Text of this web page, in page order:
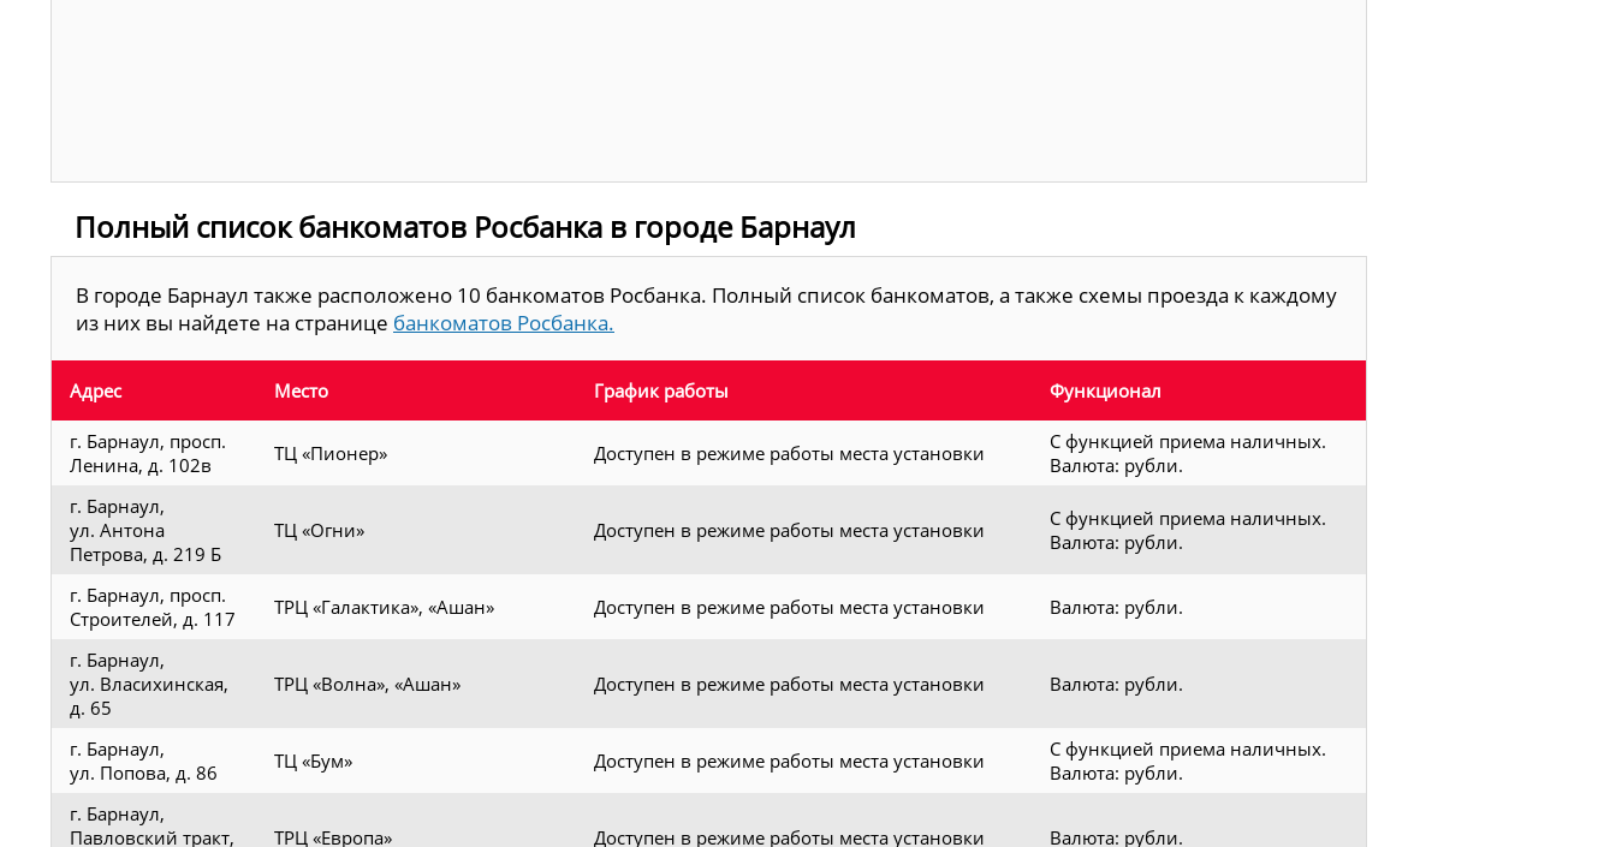
Полный список банкоматов Росбанка в городе Барнаул
В городе Барнаул также расположено 10 банкоматов Росбанка. Полный список банкоматов, а также схемы проезда к каждому
из них вы найдете на странице банкоматов Росбанка.
Адрес Место График работы Функционал
г. Барнаул, просп.
Ленина, д. 102в
ТЦ «Пионер» Доступен в режиме работы места установки
С функцией приема наличных.
Валюта: рубли.
г. Барнаул,
ул. Антона
Петрова, д. 219 Б
ТЦ «Огни» Доступен в режиме работы места установки
С функцией приема наличных.
Валюта: рубли.
г. Барнаул, просп.
Строителей, д. 117
ТРЦ «Галактика», «Ашан» Доступен в режиме работы места установки Валюта: рубли.
г. Барнаул,
ул. Власихинская,
д. 65
ТРЦ «Волна», «Ашан» Доступен в режиме работы места установки Валюта: рубли.
г. Барнаул,
ул. Попова, д. 86
ТЦ «Бум» Доступен в режиме работы места установки
С функцией приема наличных.
Валюта: рубли.
г. Барнаул,
Павловский тракт,
ТРЦ «Европа» Доступен в режиме работы места установки Валюта: рубли.